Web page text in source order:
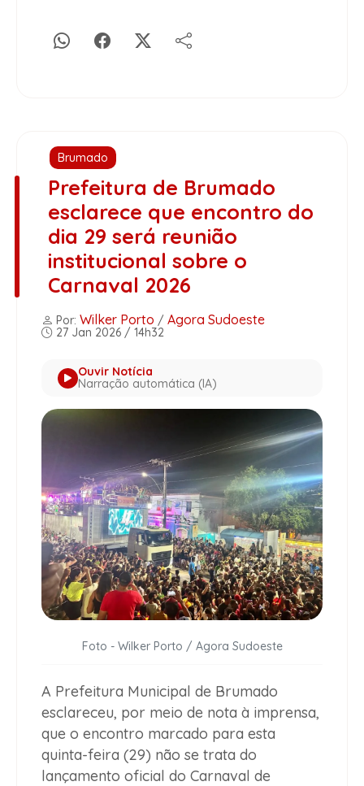
Brumado
Prefeitura de Brumado
esclarece que encontro do
dia 29 será reunião
institucional sobre o
Carnaval 2026
Por: Wilker Porto / Agora Sudoeste
27 Jan 2026 / 14h32
Ouvir Notícia
Narração automática (IA)
Foto - Wilker Porto / Agora Sudoeste
A Prefeitura Municipal de Brumado
esclareceu, por meio de nota à imprensa,
que o encontro marcado para esta
quinta-feira (29) não se trata do
lançamento oficial do Carnaval de